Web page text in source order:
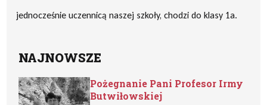
jednocześnie uczennicą naszej szkoły, chodzi do klasy 1a.
NAJNOWSZE
Pożegnanie Pani Profesor Irmy
Butwiłowskiej